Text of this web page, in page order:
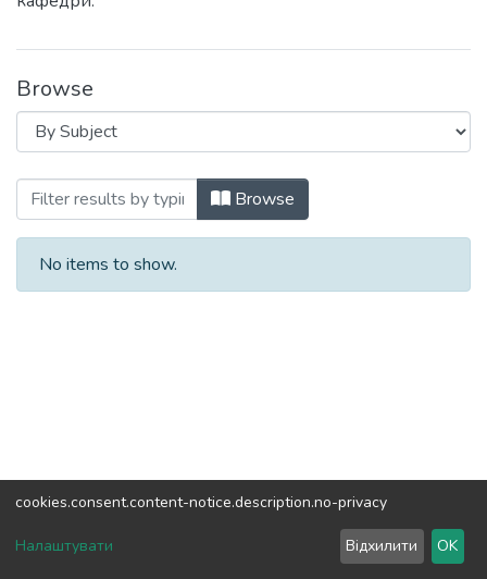
Browse
Browsing Довідкові матеріали (ФТЗЗІ)
Browse
No items to show.
DSpace software copyright © 2002-2026LYRASIS
Send Feedback
cookies.consent.content-notice.description.no-privacy
Налаштувати Відхилити OK